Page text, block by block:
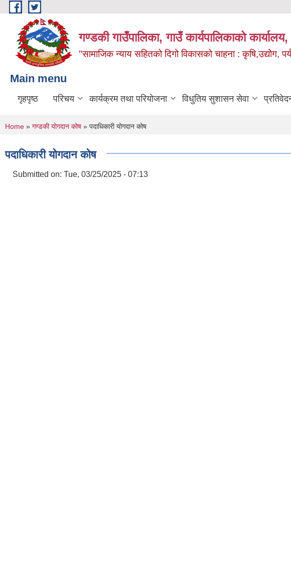
Skip to main content
गण्डकी गाउँपालिका, गाउँ कार्यपालिकाको
"सामाजिक न्याय सहितको दिगो विकासको चाहना : कृषि,उद्योग,
Main menu
गृहपृष्ठ परिचय कार्यक्रम तथा परियोजना विधुतिय सुशासन सेवा
You are here
Home » गण्डकी योगदान कोष » पदाधिकारी योगदान कोष
पदाधिकारी योगदान कोष
Submitted on: Tue, 03/25/2025 - 07:13